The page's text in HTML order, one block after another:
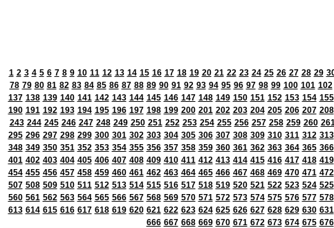
1 2 3 4 5 6 7 8 9 10 11 12 13 14 15 16 17 18 19 20 21 22 23 24 25 26 27 28 29
78 79 80 81 82 83 84 85 86 87 88 89 90 91 92 93 94 95 96 97 98 99 100 101 102
137 138 139 140 141 142 143 144 145 146 147 148 149 150 151 152 153 154 155
190 191 192 193 194 195 196 197 198 199 200 201 202 203 204 205 206 207 208
243 244 245 246 247 248 249 250 251 252 253 254 255 256 257 258 259 260
295 296 297 298 299 300 301 302 303 304 305 306 307 308 309 310 311 312 313
348 349 350 351 352 353 354 355 356 357 358 359 360 361 362 363 364 365 366
401 402 403 404 405 406 407 408 409 410 411 412 413 414 415 416 417 418 419
454 455 456 457 458 459 460 461 462 463 464 465 466 467 468 469 470 471 472
507 508 509 510 511 512 513 514 515 516 517 518 519 520 521 522 523 524 525
560 561 562 563 564 565 566 567 568 569 570 571 572 573 574 575 576 577 578
613 614 615 616 617 618 619 620 621 622 623 624 625 626 627 628 629 630 631
666 667 668 669 670 671 672 673 674 675 676